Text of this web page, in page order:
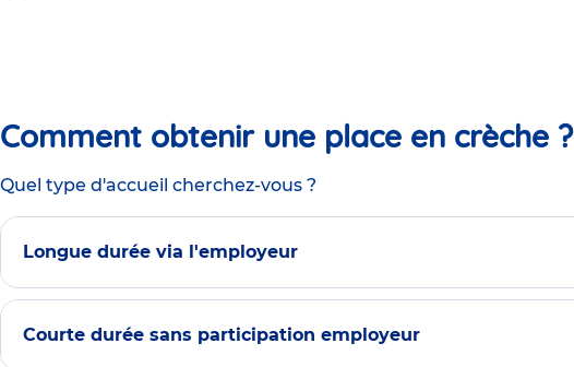
Comment obtenir une place en crèche ?
Quel type d'accueil cherchez-vous ?
Longue durée via l'employeur
Courte durée sans participation employeur